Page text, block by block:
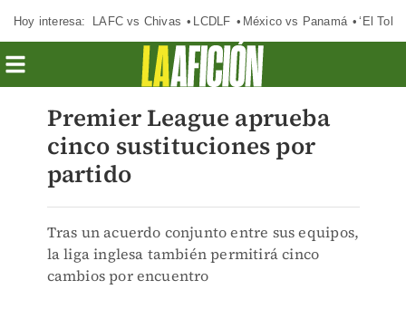
Hoy interesa: LAFC vs Chivas LCDLF México vs Panamá ‘El
Premier League aprueba
cinco sustituciones por
partido
Tras un acuerdo conjunto entre sus equipos,
la liga inglesa también permitirá cinco
cambios por encuentro